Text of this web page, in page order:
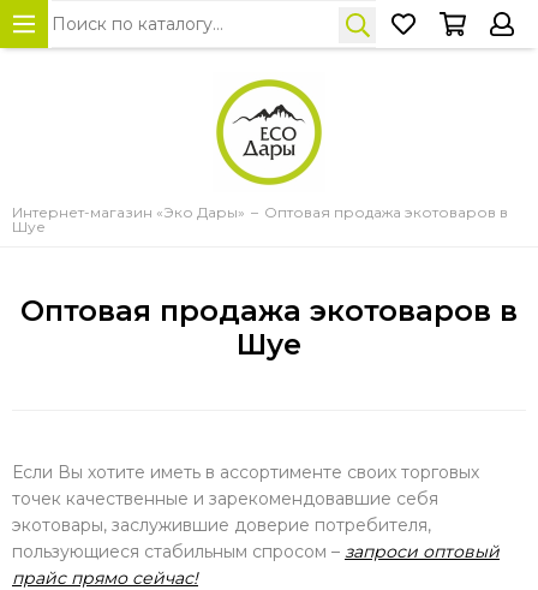
Интернет-магазин «Эко Дары»
Оптовая продажа экотоваров в
Шуе
Оптовая продажа экотоваров в
Шуе
Если Вы хотите иметь в ассортименте своих торговых
точек качественные и зарекомендовавшие себя
экотовары, заслужившие доверие потребителя,
пользующиеся стабильным спросом – запроси оптовый
прайс прямо сейчас!